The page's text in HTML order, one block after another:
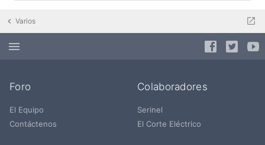
Varios
Foro
El Equipo
Contáctenos
Colaboradores
Serinel
El Corte Eléctrico